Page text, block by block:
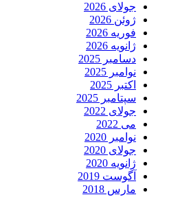
جولای 2026
ژوئن 2026
فوریه 2026
ژانویه 2026
دسامبر 2025
نوامبر 2025
اکتبر 2025
سپتامبر 2025
جولای 2022
می 2022
نوامبر 2020
جولای 2020
ژانویه 2020
آگوست 2019
مارس 2018